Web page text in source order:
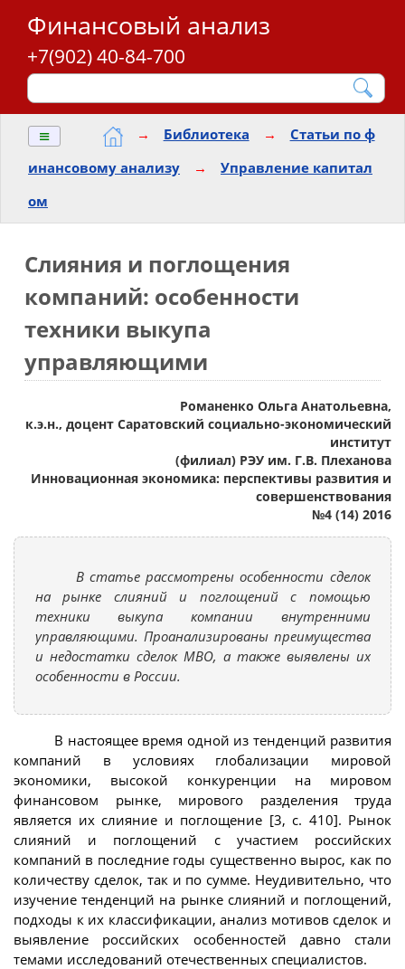
Финансовый анализ
+7(902) 40-84-700
≡ → Библиотека →
Статьи по ф
инансовому анализу
→
Управление капитал
ом
Слияния и поглощения
компаний: особенности
техники выкупа
управляющими
Романенко Ольга Анатольевна,
к.э.н., доцент Саратовский социально-экономический
институт
(филиал) РЭУ им. Г.В. Плеханова
Инновационная экономика: перспективы развития и
совершенствования
№4 (14) 2016
В статье рассмотрены особенности сделок
на рынке слияний и поглощений с помощью
техники выкупа компании внутренними
управляющими. Проанализированы преимущества
и недостатки сделок MBO, а также выявлены их
особенности в России.
В настоящее время одной из тенденций развития
компаний в условиях глобализации мировой
экономики, высокой конкуренции на мировом
финансовом рынке, мирового разделения труда
является их слияние и поглощение [3, с. 410]. Рынок
слияний и поглощений с участием российских
компаний в последние годы существенно вырос, как по
количеству сделок, так и по сумме. Неудивительно, что
изучение тенденций на рынке слияний и поглощений,
подходы к их классификации, анализ мотивов сделок и
выявление российских особенностей давно стали
темами исследований отечественных специалистов.